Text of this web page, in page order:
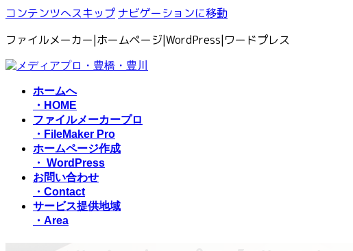
コンテンツへスキップ ナビゲーションに移動
ファイルメーカー|ホームページ|WordPress|ワードプレス
ホームへ
・HOME
ファイルメーカープロ
・FileMaker Pro
ホームページ作成
・ WordPress
お問い合わせ
・Contact
サービス提供地域
・Area